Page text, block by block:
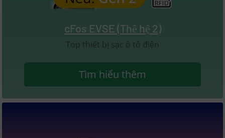
cFos EVSE (Thế hệ 2)
Top thiết bị sạc ô tô điện
Tìm hiểu thêm